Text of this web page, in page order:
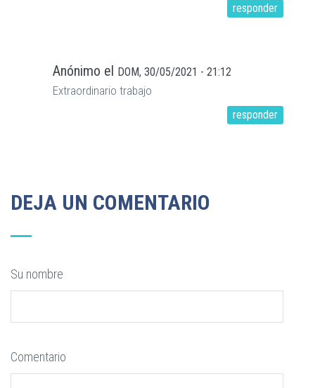
responder
Anónimo el DOM, 30/05/2021 - 21:12
Extraordinario trabajo
responder
DEJA UN COMENTARIO
Su nombre
Comentario